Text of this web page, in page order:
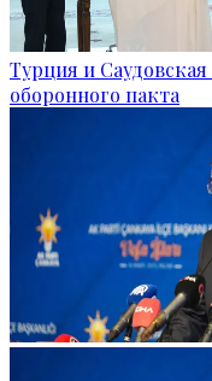
Турция и
оборонного пакта